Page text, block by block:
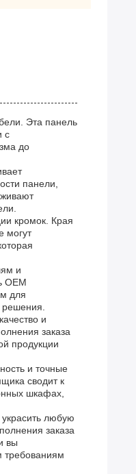
Эта панель
с
до
панели,
кромок. Края
могут
и
OEM
для
решения.
и
заказа
продукции
и точные
сводит к
шкафах,
любую
заказа
вы
требованиям